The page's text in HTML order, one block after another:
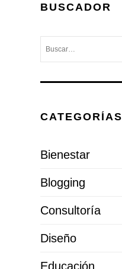
BUSCADOR
CATEGORÍAS
Bienestar
Blogging
Consultoría
Diseño
Educación